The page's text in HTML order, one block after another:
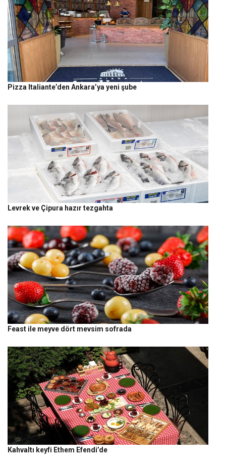
Pizza Italiante’den Ankara’ya yeni şube
Levrek ve Çipura hazır tezgahta
Feast ile meyve dört mevsim sofrada
Kahvaltı keyfi Ethem Efendi’de